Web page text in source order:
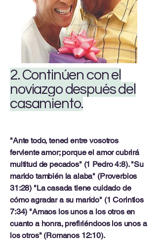
2. Continúen con el
noviazgo después del
casamiento.
"Ante todo, tened entre vosotros
ferviente amor; porque el amor cubrirá
multitud de pecados" (1 Pedro 4:8). "Su
marido también la alaba" (Proverbios
31:28) "La casada tiene cuidado de
cómo agradar a su marido" (1 Corintios
7:34) "Amaos los unos a los otros en
cuanto a honra, prefiriéndoos los unos a
los otros" (Romanos 12:10).